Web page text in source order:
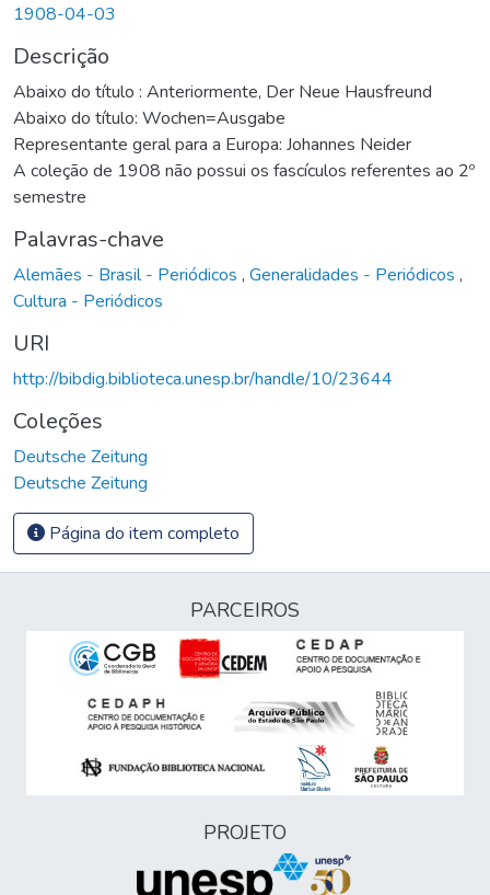
1908-04-03
Descrição
Abaixo do título : Anteriormente, Der Neue Hausfreund
Abaixo do título: Wochen=Ausgabe
Representante geral para a Europa: Johannes Neider
A coleção de 1908 não possui os fascículos referentes ao 2º
semestre
Palavras-chave
Alemães - Brasil - Periódicos , Generalidades - Periódicos ,
Cultura - Periódicos
URI
http://bibdig.biblioteca.unesp.br/handle/10/23644
Coleções
Deutsche Zeitung
Deutsche Zeitung
Página do item completo
PARCEIROS
PROJETO